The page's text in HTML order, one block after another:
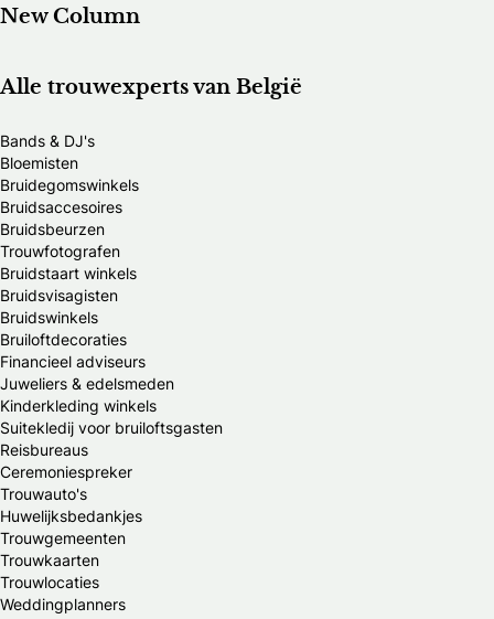
New Column
Alle trouwexperts van België
Bands & DJ's
Bloemisten
Bruidegomswinkels
Bruidsaccesoires
Bruidsbeurzen
Trouwfotografen
Bruidstaart winkels
Bruidsvisagisten
Bruidswinkels
Bruiloftdecoraties
Financieel adviseurs
Juweliers & edelsmeden
Kinderkleding winkels
Suitekledij voor bruiloftsgasten
Reisbureaus
Ceremoniespreker
Trouwauto's
Huwelijksbedankjes
Trouwgemeenten
Trouwkaarten
Trouwlocaties
Weddingplanners